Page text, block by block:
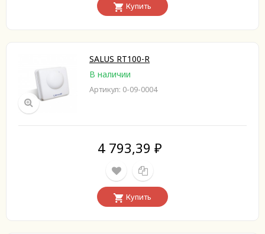
Купить
SALUS RT100-R
В наличии
Артикул: 0-09-0004
4 793,39 ₽
Купить